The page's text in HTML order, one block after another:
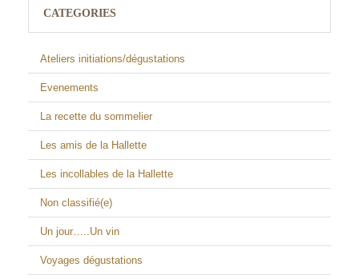
CATEGORIES
Ateliers initiations/dégustations
Evenements
La recette du sommelier
Les amis de la Hallette
Les incollables de la Hallette
Non classifié(e)
Un jour…..Un vin
Voyages dégustations